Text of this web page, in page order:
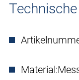
Material: